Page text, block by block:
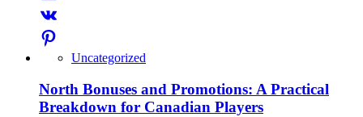
Uncategorized
North Bonuses and Promotions: A Practical
Breakdown for Canadian Players